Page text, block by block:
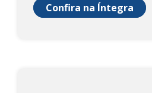
Confira na Íntegra